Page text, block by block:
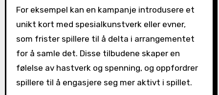
For eksempel kan en kampanje introdusere et
unikt kort med spesialkunstverk eller evner,
som frister spillere til å delta i arrangementet
for å samle det. Disse tilbudene skaper en
følelse av hastverk og spenning, og oppfordrer
spillere til å engasjere seg mer aktivt i spillet.